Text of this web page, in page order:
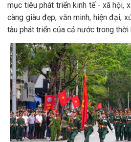
mục tiêu phát triển kinh tế - xã hội,
càng giàu đẹp, văn minh, hiện đại,
tàu phát triển của cả nước trong thời